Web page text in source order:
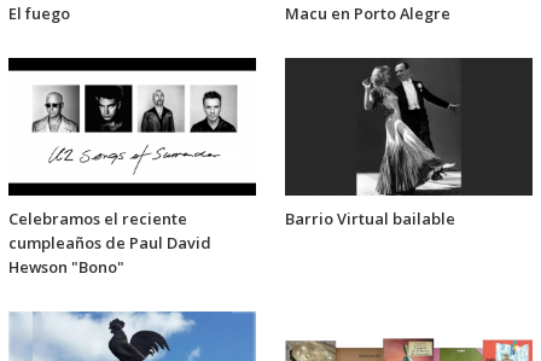
El fuego Macu en Porto Alegre
Celebramos el reciente
cumpleaños de Paul David
Hewson "Bono"
Barrio Virtual bailable